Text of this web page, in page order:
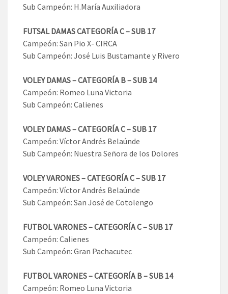
Sub Campeón: H.María Auxiliadora
FUTSAL DAMAS CATEGORÍA C – SUB 17
Campeón: San Pio X- CIRCA
Sub Campeón: José Luis Bustamante y Rivero
VOLEY DAMAS – CATEGORÍA B – SUB 14
Campeón: Romeo Luna Victoria
Sub Campeón: Calienes
VOLEY DAMAS – CATEGORÍA C – SUB 17
Campeón: Víctor Andrés Belaúnde
Sub Campeón: Nuestra Señora de los Dolores
VOLEY VARONES – CATEGORÍA C – SUB 17
Campeón: Víctor Andrés Belaúnde
Sub Campeón: San José de Cotolengo
FUTBOL VARONES – CATEGORÍA C – SUB 17
Campeón: Calienes
Sub Campeón: Gran Pachacutec
FUTBOL VARONES – CATEGORÍA B – SUB 14
Campeón: Romeo Luna Victoria